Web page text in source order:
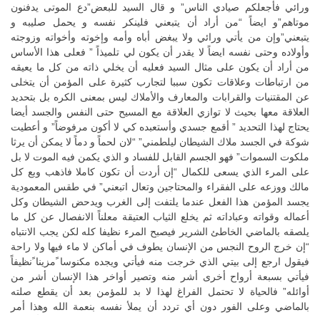
ورائي فأجعلكم صيادي الناس” و قال السيد للبعض”دع الموتى يدفنون
موتاهم”و ايضاً “من أراد أن يتبعني فلينكر نفسه و يحمل صليبه و
يتبعني”وإن من يأتي ورائي ولا يبغض أباه وأمه وإخوته وأخواته وزوجته
وأولاده وحتى نفسه ايضاً لا يقدر أن يكون لي تلميذاً ” فعلى هذا الأساس
من أراد أن يكون على مثال السيد فعليه أن يخلي ذاته من كل ما يعيقه
من ارتباطات وعلاقات تكون سببا لتجارب كثيرة على المؤمن أن يتخلى
عن المقتنيات والقرابات والمعارف والأملاك ليس بمعنى الكره بل بتحديد
العلاقة معها بحيث لا توازي العلاقة مع المسيح حتى النفس والجسد أيضا
يحتاج لهذا التحديد ” أقمع جسدي وأستعبده كي لا أكون مرفوضاً” و أعطيت
شوكة في الجسد ملاك الشيطان ليلطمني” “لان لحماً و دماً لا يمكن أن يرثا
ملكوت السموات” فهو الجسم القابل للفساد و الذي يكمن فيه الموت لا بل
على المرء الذي يسعى للكمال “إن أردت أن تكون كاملا فاذهب وبع كل
مالك ووزعه على الفقراء والمحتاجين وتعال اتبعني” في طقس المعمودية
يجسد المؤمن هذا الفعل عندما يلتفت إلى الغرب ويدحض الشيطان وكل
أعماله وقواته وعباداته ثم يخلع الثياب العتيقة معلناً الانفصال عن كل ما
يلصقه بالماضي الخاطئ الشرير فيصبح المرء نظيفا كله لكن يجب الانتباه
“إن خرج الروح النجس من الإنسان يطوف في أماكن لا ماء فيها ولا راحة
فيقول ارجع إلى بيتي الذي خرجت منه فيأتي ويجده مكنوسا ًمزينا ًنظيفاً
فيأتي بسبعة أرواح أخرى أشر منه وتصير أواخر هذا الإنسان أشر من
أوائله” فالحياة لا تحتمل الفراغ لهذا لا بد للمؤمن بعد أن يقطع صلته
بالماضي وعلى الفور دون أي تردد أن يملأ نفسه بنعمة الله وهذا أمر